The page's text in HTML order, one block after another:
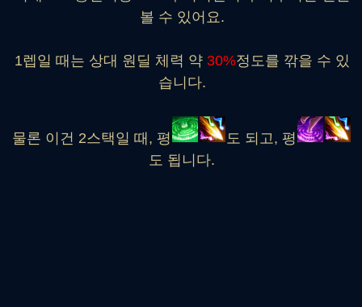
볼 수 있어요.
1렙일 때는 상대 원딜 체력 약 30%정도를 깎을 수 있
습니다.
물론 이건 2스택일 때, 평
도 되고, 평
도 됩니다.